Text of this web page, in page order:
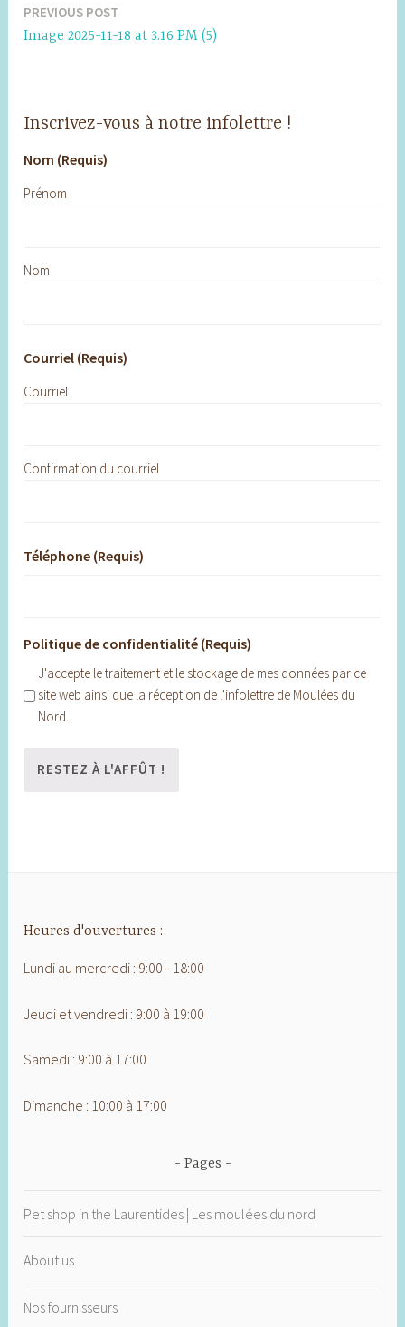
Post
navigation
PREVIOUS POST
Image 2025-11-18 at 3.16 PM (5)
Inscrivez-vous à notre infolettre !
Nom (Requis)
Prénom
Nom
Courriel (Requis)
Courriel
Confirmation du courriel
Téléphone (Requis)
Politique de confidentialité (Requis)
J'accepte le traitement et le stockage de mes données par ce
site web ainsi que la réception de l'infolettre de Moulées du
Nord.
Heures d'ouvertures :
Lundi au mercredi : 9:00 - 18:00
Jeudi et vendredi : 9:00 à 19:00
Samedi : 9:00 à 17:00
Dimanche : 10:00 à 17:00
Pages
Pet shop in the Laurentides | Les moulées du nord
About us
Nos fournisseurs